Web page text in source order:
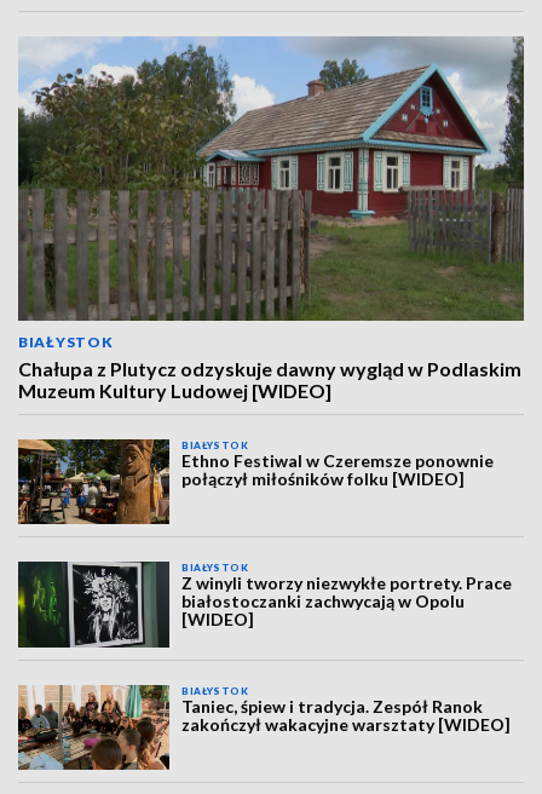
BIAŁYSTOK
Chałupa z Plutycz odzyskuje dawny wygląd w Podlaskim
Muzeum Kultury Ludowej [WIDEO]
BIAŁYSTOK
Ethno Festiwal w Czeremsze ponownie
połączył miłośników folku [WIDEO]
BIAŁYSTOK
Z winyli tworzy niezwykłe portrety. Prace
białostoczanki zachwycają w Opolu
[WIDEO]
BIAŁYSTOK
Taniec, śpiew i tradycja. Zespół Ranok
zakończył wakacyjne warsztaty [WIDEO]